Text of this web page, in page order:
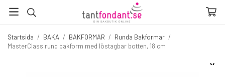
Startsida / BAKA / BAKFORMAR / Runda Bakformar /
MasterClass rund bakform med löstagbar botten, 18 cm
☓